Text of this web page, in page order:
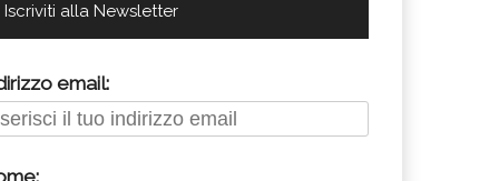
Iscriviti alla Newsletter
email: